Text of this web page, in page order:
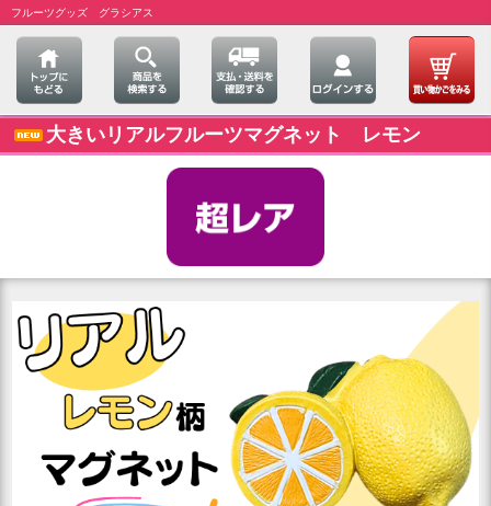
フルーツグッズ グラシアス
大きいリアルフルーツマグネット レモン